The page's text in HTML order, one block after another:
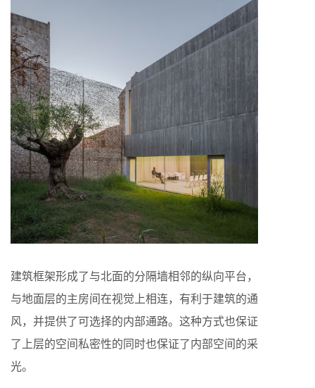
建筑框架形成了与北面的分隔墙相邻的纵向平台，
与地面层的主房间在视觉上相连，有利于建筑的通
风，并提供了可选择的内部通路。这种方式也保证
了上层的空间私密性的同时也保证了内部空间的采
光。